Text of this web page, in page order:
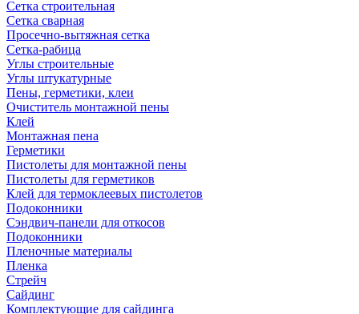
Сетка строительная
Сетка сварная
Просечно-вытяжная сетка
Сетка-рабица
Углы строительные
Углы штукатурные
Пены, герметики, клеи
Очиститель монтажной пены
Клей
Монтажная пена
Герметики
Пистолеты для монтажной пены
Пистолеты для герметиков
Клей для термоклеевых пистолетов
Подоконники
Сэндвич-панели для откосов
Подоконники
Пленочные материалы
Пленка
Стрейч
Сайдинг
Комплектующие для сайдинга